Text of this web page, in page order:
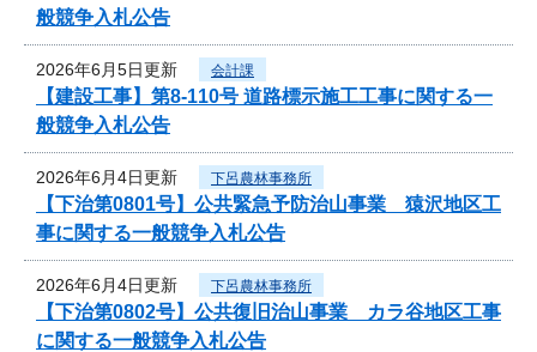
般競争入札公告
2026年6月5日更新 会計課
【建設工事】第8-110号 道路標示施工工事に関する一
般競争入札公告
2026年6月4日更新 下呂農林事務所
【下治第0801号】公共緊急予防治山事業 猿沢地区工
事に関する一般競争入札公告
2026年6月4日更新 下呂農林事務所
【下治第0802号】公共復旧治山事業 カラ谷地区工事
に関する一般競争入札公告